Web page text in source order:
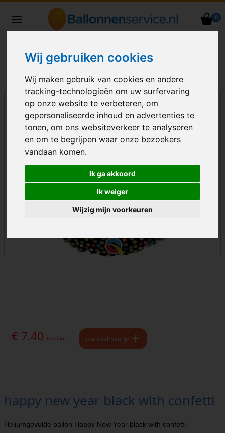
Wij gebruiken cookies
Wij maken gebruik van cookies en andere
tracking-technologieën om uw surfervaring
op onze website te verbeteren, om
gepersonaliseerde inhoud en advertenties te
tonen, om ons websiteverkeer te analyseren
en om te begrijpen waar onze bezoekers
vandaan komen.
Ik ga akkoord
Ik weiger
Wijzig mijn voorkeuren
0
Nederland
€ 7.40 Excl. btw In winkelmandje
happy new year black with confetti
Heliumgevulde ballon Happy New Year black with confetti